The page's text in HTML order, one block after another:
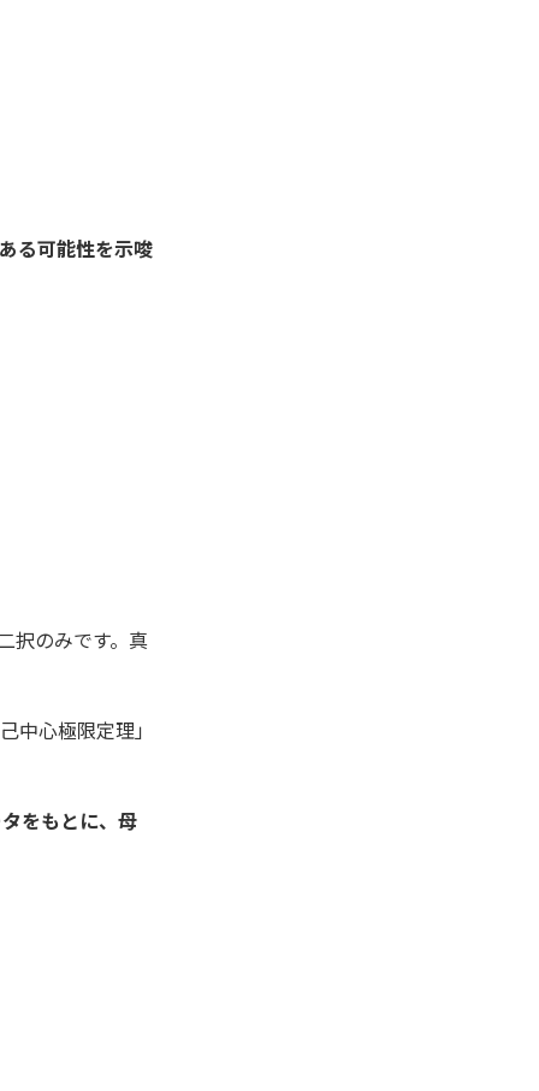
る可能性を示唆
択のみです。真
中心極限定理」
をもとに、母